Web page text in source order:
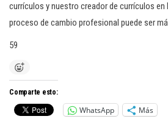
currículos y nuestro creador de currículos en
proceso de cambio profesional puede ser
59
Comparte esto:
WhatsApp Más